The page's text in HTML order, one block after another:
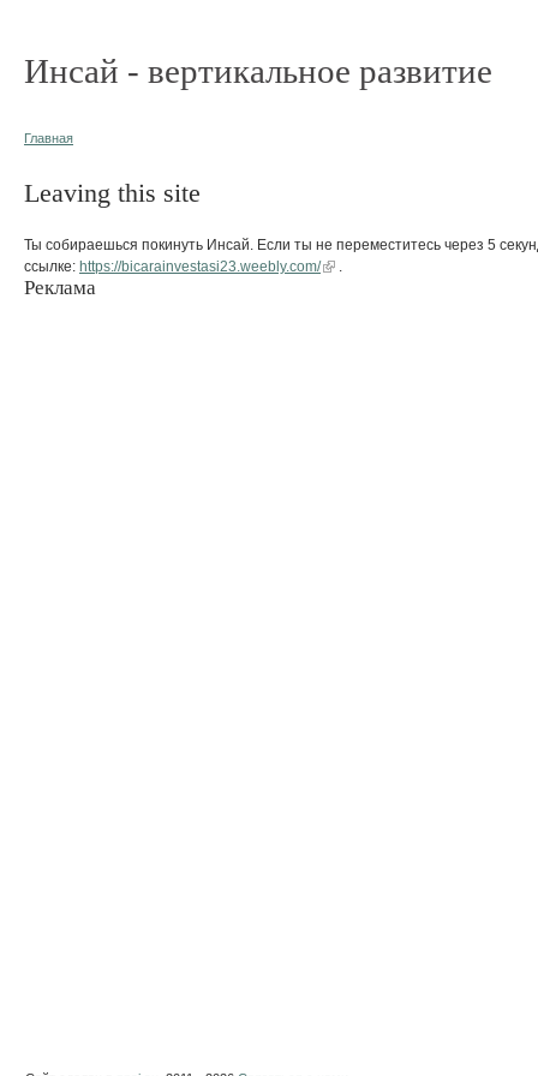
Инсай - вертикальное развитие
Главная
Leaving this site
Ты собираешься покинуть Инсай. Если ты не переместитесь через 5
ссылке: https://bicarainvestasi23.weebly.com/
Реклама